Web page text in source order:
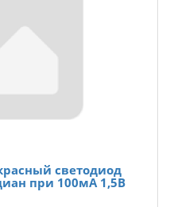
светодиод
при 100мА 1,5В